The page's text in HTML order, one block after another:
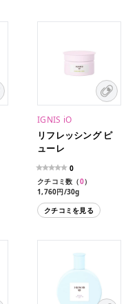
IGNIS iO
リフレッシング ピ
ューレ
0
クチコミ数（0）
1,760円/30g
4,180円/80g
クチコミを見る